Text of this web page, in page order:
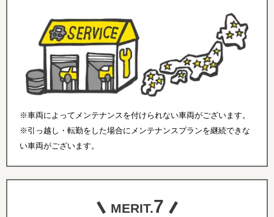
※車両によってメンテナンスを付けられない車両がございます。
※引っ越し・転勤をした場合にメンテナンスプランを継続できな
い車両がございます。
MERIT.7